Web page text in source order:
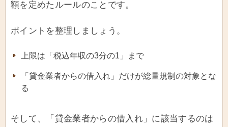
額を定めたルールのことです。
ポイントを整理しましょう。
上限は「税込年収の3分の1」まで
「貸金業者からの借入れ」だけが総量規制の対象とな
る
そして、「貸金業者からの借入れ」に該当するのは